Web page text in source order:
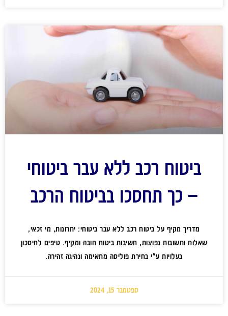
ביטוח רכב ללא עבר ביטוחי
– כך תחסכו בביטוח הרכב
מדריך מקיף על ביטוח רכב ללא עבר ביטוחי: יתרונות, מי זכאי,
שאלות ותשובות נפוצות, חשיבות ביטוח חובה ומקיף. טיפים לחיסכון
בעלויות ע"י בחירת פוליסה מתאימה ונהיגה זהירה.
ספטמבר 15, 2024